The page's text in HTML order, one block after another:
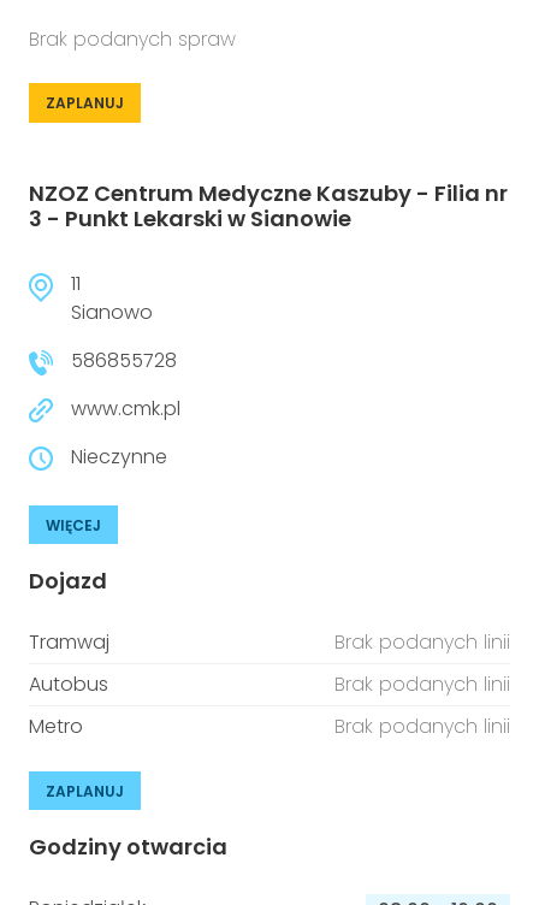
Brak podanych spraw
ZAPLANUJ
NZOZ Centrum Medyczne Kaszuby - Filia nr
3 - Punkt Lekarski w Sianowie
11
Sianowo
586855728
www.cmk.pl
Nieczynne
WIĘCEJ
Dojazd
Tramwaj
Brak podanych linii
Autobus
Brak podanych linii
Metro
Brak podanych linii
ZAPLANUJ
Godziny otwarcia